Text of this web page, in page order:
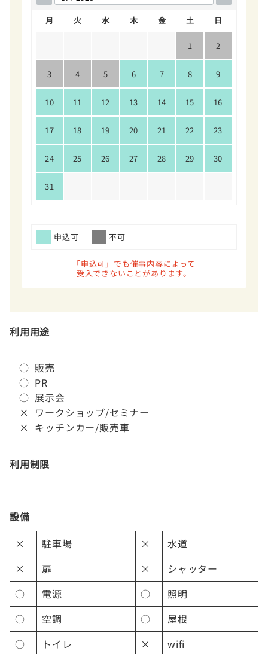
月 火 水 木 金 土 日
1 2
3 4 5 6 7 8 9
10 11 12 13 14 15 16
17 18 19 20 21 22 23
24 25 26 27 28 29 30
31
申込可 不可
「申込可」でも催事内容によって
受入できないことがあります。
利用用途
○ 販売
○ PR
○ 展示会
× ワークショップ/セミナー
× キッチンカー/販売車
利用制限
設備
×
駐車場 ×
水道
×
扉 ×
シャッター
○
電源 ○
照明
○
空調 ○
屋根
○
トイレ ×
wifi